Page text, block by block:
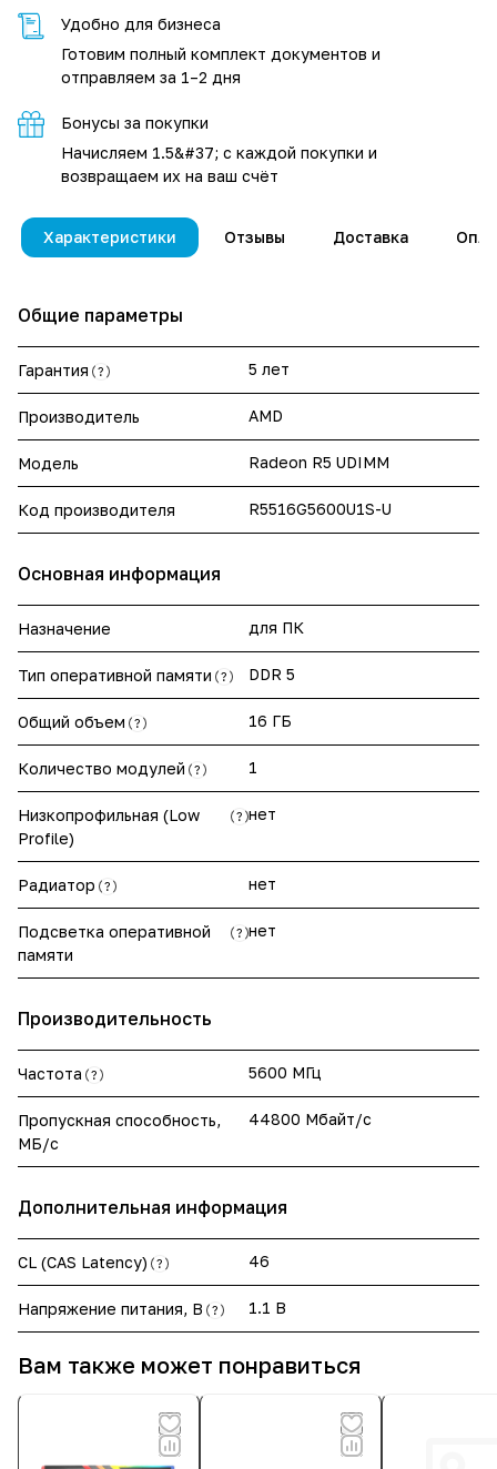
Удобно для бизнеса
Готовим полный комплект документов и
отправляем за 1–2 дня
Бонусы за покупки
Начисляем 1.5&#37; с каждой покупки и
возвращаем их на ваш счёт
Характеристики Отзывы Доставка
Общие параметры
Гарантия ? 5 лет
Производитель AMD
Модель Radeon R5 UDIMM
Код производителя R5516G5600U1S-U
Основная информация
Назначение для ПК
Тип оперативной памяти ? DDR 5
Общий объем ? 16 ГБ
Количество модулей ? 1
Низкопрофильная (Low
Profile)
? нет
Радиатор ? нет
Подсветка оперативной
памяти
? нет
Производительность
Частота ? 5600 МГц
Пропускная способность,
МБ/с
44800 Мбайт/с
Дополнительная информация
CL (CAS Latency) ? 46
Напряжение питания, В ? 1.1 В
Вам также может понравиться